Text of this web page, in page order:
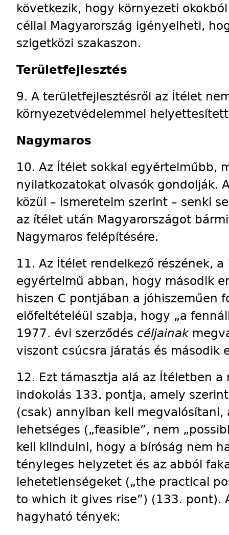
következik, hogy környezeti
céllal Magyarország igényelheti,
szigetközi szakaszon.
Területfejlesztés
9. A területfejlesztésről az Ítélet
környezetvédelemmel
Nagymaros
10. Az Ítélet sokkal egyértelműbb,
nyilatkozatokat olvasók gondolják.
közül – ismereteim szerint – senki
az ítélet után Magyarországot
Nagymaros felépítésére.
11. Az Ítélet rendelkező részének,
egyértelmű abban, hogy második
hiszen C pontjában a jóhiszeműen
előfeltételéül szabja, hogy „a
1977. évi szerződés céljainak
viszont csúcsra járatás és második
12. Ezt támasztja alá az Ítéletben a
indokolás 133. pontja, amely
(csak) annyiban kell
lehetséges („feasible”, nem
kell kiindulni, hogy a bíróság nem
tényleges helyzetet és az abból
lehetetlenségeket („the practical
to which it gives rise”) (133. pont).
hagyható tények: